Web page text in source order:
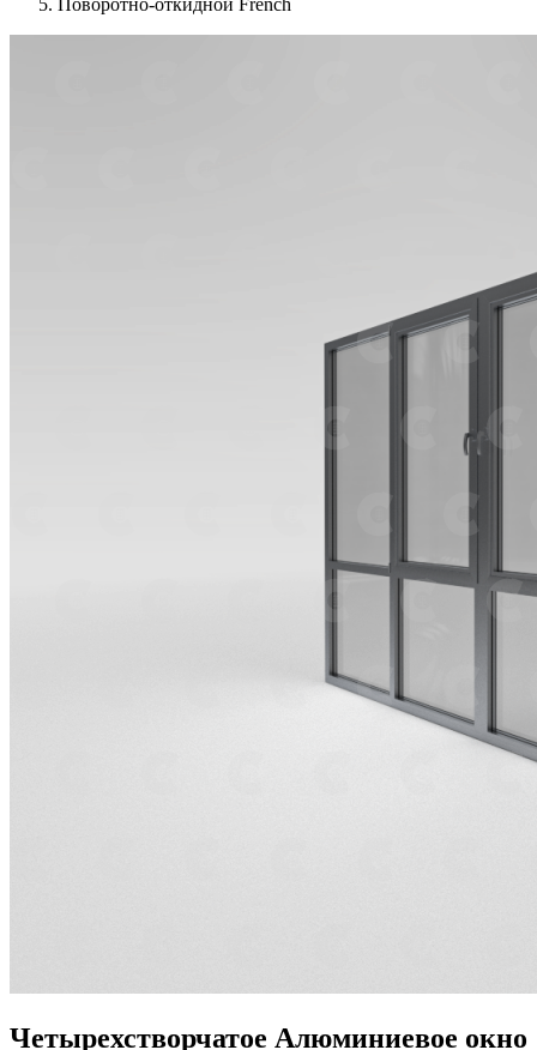
Поворотно-откидной French
Четырехстворчатое Алюминиевое окно